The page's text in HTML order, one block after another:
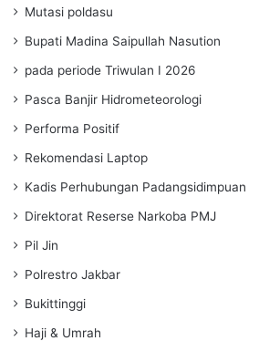
Mutasi poldasu
Bupati Madina Saipullah Nasution
pada periode Triwulan I 2026
Pasca Banjir Hidrometeorologi
Performa Positif
Rekomendasi Laptop
Kadis Perhubungan Padangsidimpuan
Direktorat Reserse Narkoba PMJ
Pil Jin
Polrestro Jakbar
Bukittinggi
Haji & Umrah